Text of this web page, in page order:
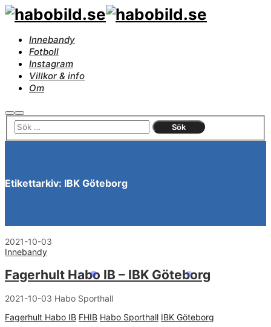
Innebandy
Fotboll
Instagram
Villkor & info
Om
SökHuvudmeny
Etikettarkiv: IBK Göteborg
2021-10-03
Innebandy
Fagerhult Habo IB – IBK Göteborg
2021-10-03 Habo Sporthall
Fagerhult Habo IB FHIB Habo Sporthall IBK Göteborg